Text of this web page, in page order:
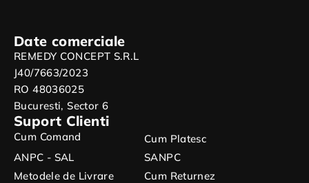
Date comerciale
REMEDY CONCEPT S.R.L
J40/7663/2023
RO 48036025
Bucuresti, Sector 6
Suport Clienti
Cum Comand
Cum Platesc
ANPC - SAL
SANPC
Metodele de Livrare
Cum Returnez